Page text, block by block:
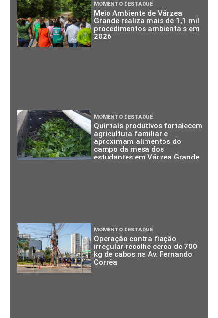
MOMENTO DESTAQUE
Meio Ambiente de Várzea
Grande realiza mais de 1,1 mil
procedimentos ambientais em
2026
MOMENTO DESTAQUE
Quintais produtivos fortalecem
agricultura familiar e
aproximam alimentos do
campo da mesa dos
estudantes em Várzea Grande
MOMENTO DESTAQUE
Operação contra fiação
irregular recolhe cerca de 700
kg de cabos na Av. Fernando
Corrêa